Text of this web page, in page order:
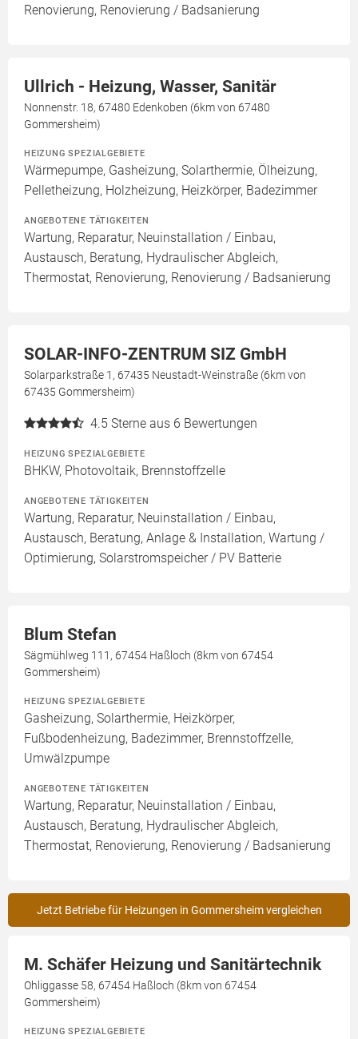
Renovierung, Renovierung / Badsanierung
Ullrich - Heizung, Wasser, Sanitär
Nonnenstr. 18, 67480 Edenkoben (6km von 67480
Gommersheim)
HEIZUNG SPEZIALGEBIETE
Wärmepumpe, Gasheizung, Solarthermie, Ölheizung,
Pelletheizung, Holzheizung, Heizkörper, Badezimmer
ANGEBOTENE TÄTIGKEITEN
Wartung, Reparatur, Neuinstallation / Einbau,
Austausch, Beratung, Hydraulischer Abgleich,
Thermostat, Renovierung, Renovierung / Badsanierung
SOLAR-INFO-ZENTRUM SIZ GmbH
Solarparkstraße 1, 67435 Neustadt-Weinstraße (6km von
67435 Gommersheim)
4.5 Sterne aus 6 Bewertungen
HEIZUNG SPEZIALGEBIETE
BHKW, Photovoltaik, Brennstoffzelle
ANGEBOTENE TÄTIGKEITEN
Wartung, Reparatur, Neuinstallation / Einbau,
Austausch, Beratung, Anlage & Installation, Wartung /
Optimierung, Solarstromspeicher / PV Batterie
Blum Stefan
Sägmühlweg 111, 67454 Haßloch (8km von 67454
Gommersheim)
HEIZUNG SPEZIALGEBIETE
Gasheizung, Solarthermie, Heizkörper,
Fußbodenheizung, Badezimmer, Brennstoffzelle,
Umwälzpumpe
ANGEBOTENE TÄTIGKEITEN
Wartung, Reparatur, Neuinstallation / Einbau,
Austausch, Beratung, Hydraulischer Abgleich,
Thermostat, Renovierung, Renovierung / Badsanierung
Jetzt Betriebe für Heizungen in Gommersheim vergleichen
M. Schäfer Heizung und Sanitärtechnik
Ohliggasse 58, 67454 Haßloch (8km von 67454
Gommersheim)
HEIZUNG SPEZIALGEBIETE